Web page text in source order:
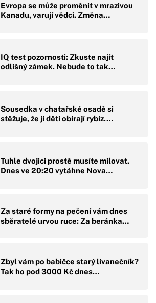
Evropa se může proměnit v mrazivou
Kanadu, varují vědci. Změna…
IQ test pozornosti: Zkuste najít
odlišný zámek. Nebude to tak…
Sousedka v chatařské osadě si
stěžuje, že jí děti obírají rybíz.…
Tuhle dvojici prostě musíte milovat.
Dnes ve 20:20 vytáhne Nova…
Za staré formy na pečení vám dnes
sběratelé urvou ruce: Za beránka…
Zbyl vám po babičce starý lívanečník?
Tak ho pod 3000 Kč dnes…